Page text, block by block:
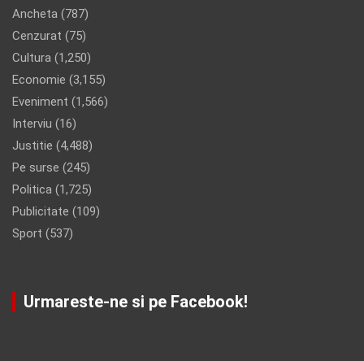
Ancheta (787)
Cenzurat (75)
Cultura (1,250)
Economie (3,155)
Eveniment (1,566)
Interviu (16)
Justitie (4,488)
Pe surse (245)
Politica (1,725)
Publicitate (109)
Sport (537)
Urmareste-ne si pe Facebook!